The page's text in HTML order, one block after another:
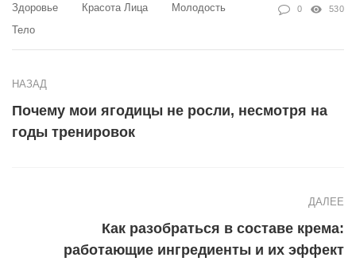
Здоровье Красота Лица
Молодость
Тело
0 530
НАЗАД
Почему мои ягодицы не росли, несмотря на
годы тренировок
ДАЛЕЕ
Как разобраться в составе крема:
работающие ингредиенты и их эффект